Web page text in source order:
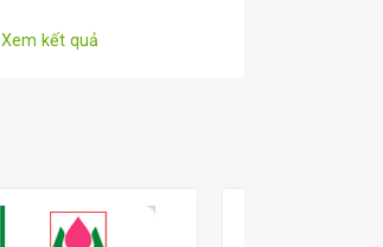
Xem kết quả